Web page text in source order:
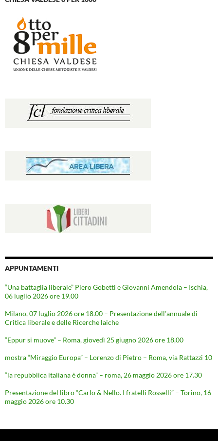
APPUNTAMENTI
“Una battaglia liberale” Piero Gobetti e Giovanni Amendola – Ischia,
06 luglio 2026 ore 19.00
Milano, 07 luglio 2026 ore 18.00 – Presentazione dell’annuale di
Critica liberale e delle Ricerche laiche
“Eppur si muove” – Roma, giovedì 25 giugno 2026 ore 18,00
mostra “Miraggio Europa” – Lorenzo di Pietro – Roma, via Rattazzi 10
“la repubblica italiana è donna” – roma, 26 maggio 2026 ore 17.30
Presentazione del libro “Carlo & Nello. I fratelli Rosselli” – Torino, 16
maggio 2026 ore 10.30